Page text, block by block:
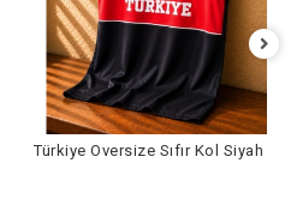
Türkiye Oversize Sıfır Kol Siyah